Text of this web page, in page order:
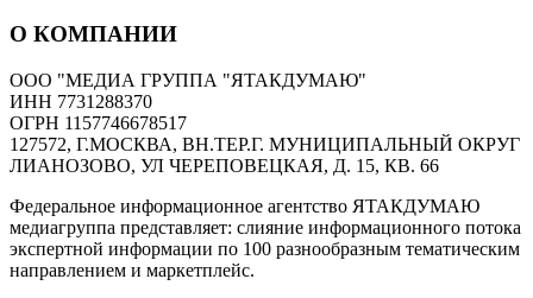
О КОМПАНИИ
ООО "МЕДИА ГРУППА "ЯТАКДУМАЮ"
ИНН 7731288370
ОГРН 1157746678517
127572, Г.МОСКВА, ВН.ТЕР.Г. МУНИЦИПАЛЬНЫЙ ОКРУГ
ЛИАНОЗОВО, УЛ ЧЕРЕПОВЕЦКАЯ, Д. 15, КВ. 66
Федеральное информационное агентство ЯТАКДУМАЮ
медиагруппа представляет: слияние информационного потока
экспертной информации по 100 разнообразным тематическим
направлением и маркетплейс.